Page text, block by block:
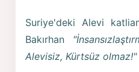
Suriye'deki Alevi
Bakırhan
Alevisiz, Kürtsüz olmaz!"